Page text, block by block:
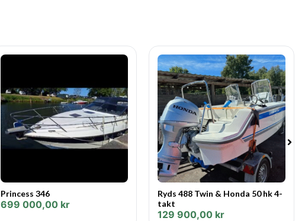
Princess 346
699 000,00 kr
Ryds 488 Twin & Honda 50 hk 4-
takt
129 900,00 kr